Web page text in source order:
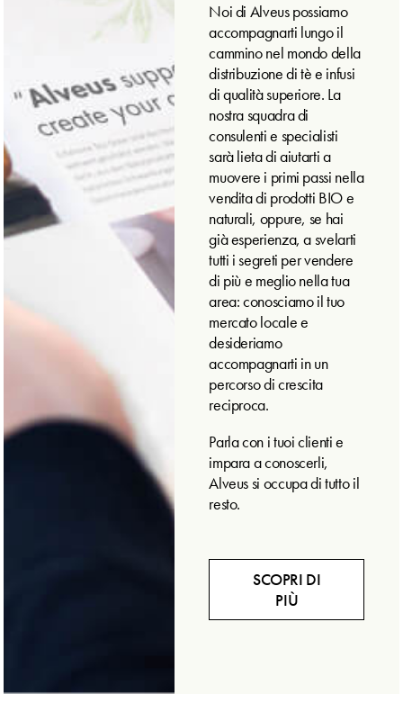
Noi di Alveus possiamo
accompagnarti lungo il
cammino nel mondo della
distribuzione di tè e infusi
di qualità superiore. La
nostra squadra di
consulenti e specialisti
sarà lieta di aiutarti a
muovere i primi passi nella
vendita di prodotti BIO e
naturali, oppure, se hai
già esperienza, a svelarti
tutti i segreti per vendere
di più e meglio nella tua
area: conosciamo il tuo
mercato locale e
desideriamo
accompagnarti in un
percorso di crescita
reciproca.
Parla con i tuoi clienti e
impara a conoscerli,
Alveus si occupa di tutto il
resto.
SCOPRI DI
PIÙ